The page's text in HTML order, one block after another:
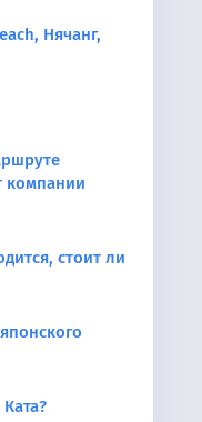
Нячанг,
компании
стоит ли